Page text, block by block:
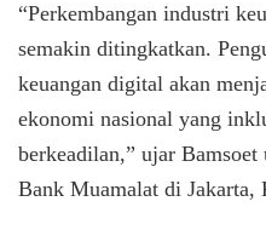
“Perkembangan industri
semakin ditingkatkan.
keuangan digital akan
ekonomi nasional yang
berkeadilan,” ujar
Bank Muamalat di Jakarta,